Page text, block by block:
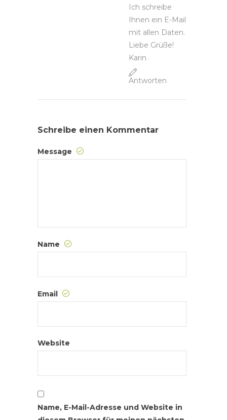
Ich schreibe
Ihnen ein E-Mail
mit allen Daten.
Liebe Grüße!
Karin
Antworten
Schreibe einen Kommentar
Message
Name
Email
Website
Name, E-Mail-Adresse und Website in